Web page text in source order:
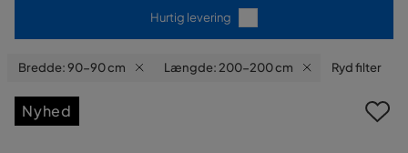
Hurtig levering
Bredde: 90-90 cm Længde: 200-200 cm Ryd filter
Nyhed